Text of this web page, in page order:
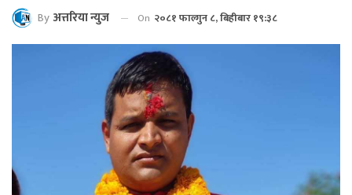
By अत्तरिया न्युज On २०८१ फाल्गुन ८, बिहीबार १९:३८